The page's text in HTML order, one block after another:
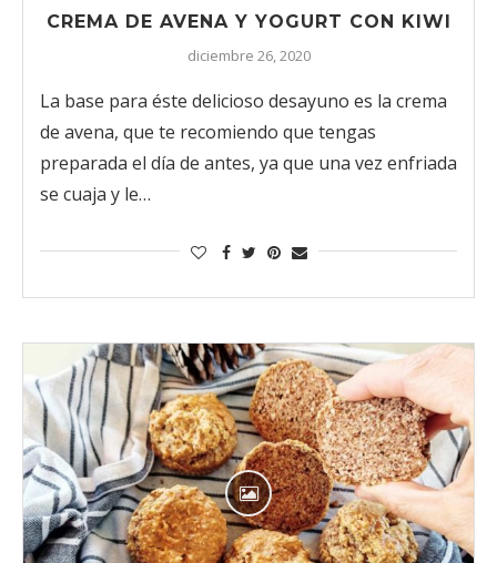
CREMA DE AVENA Y YOGURT CON KIWI
diciembre 26, 2020
La base para éste delicioso desayuno es la crema
de avena, que te recomiendo que tengas
preparada el día de antes, ya que una vez enfriada
se cuaja y le…